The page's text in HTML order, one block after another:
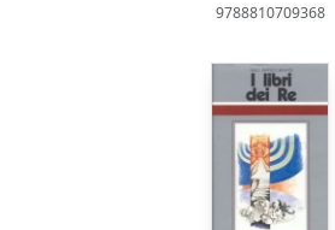
9788810709368